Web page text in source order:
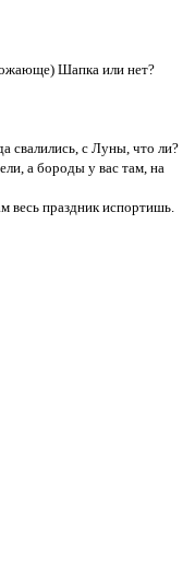
Шапка или нет?
свалились, с Луны, что ли?
а бороды у вас там, на
весь праздник испортишь.